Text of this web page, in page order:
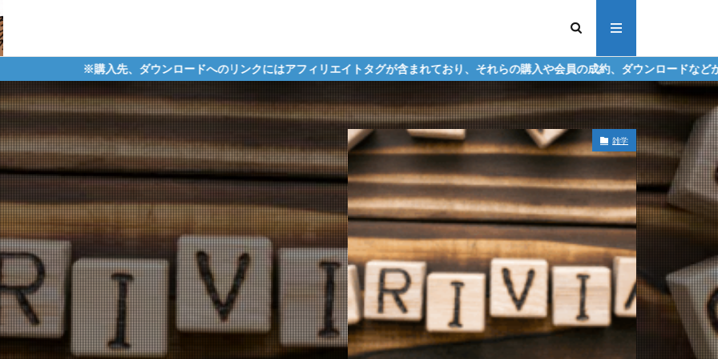
、ダウンロードへのリンクにはアフィリエイトタグが含まれており、それらの購入や会員の成約、ダウンロードなどからの収益化を行う場合
雑学